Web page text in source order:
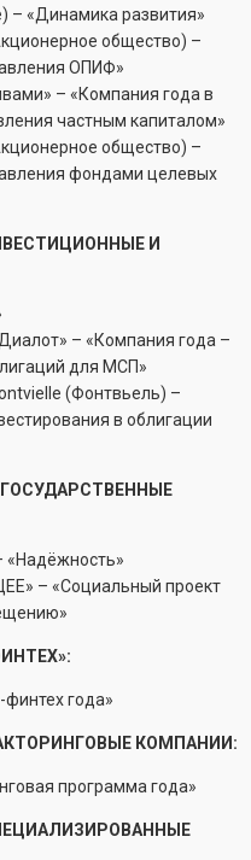
– «Динамика развития»
общество) –
ОПИФ»
– «Компания года в
частным капиталом»
общество) –
фондами целевых
И
– «Компания года –
для МСП»
(Фонтвьель) –
в облигации
– «Социальный проект
финтех года»
КОМПАНИИ:
программа года»